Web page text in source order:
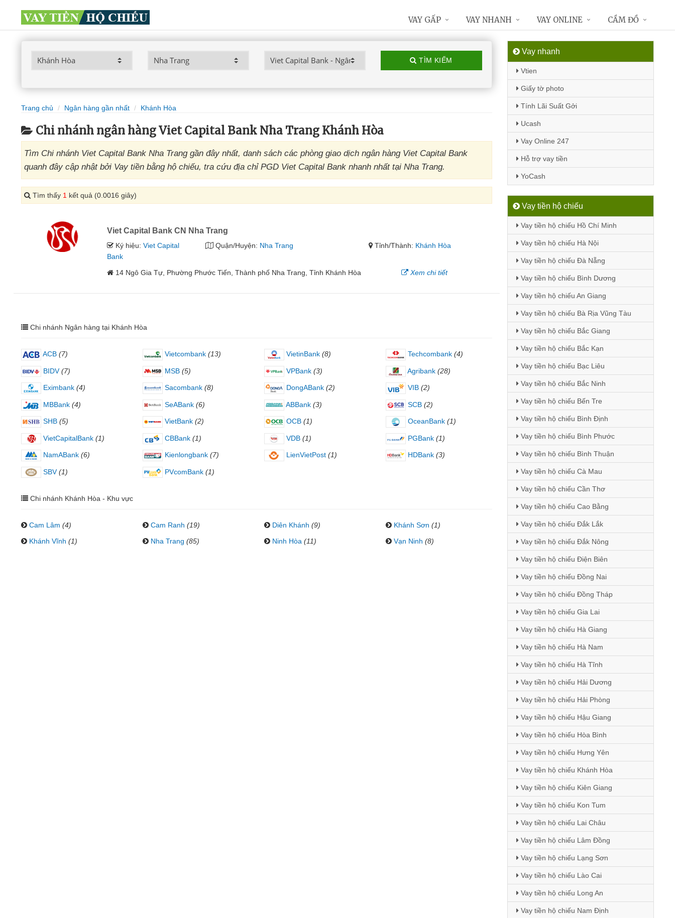
TÌM KIẾM
Trang chủ Ngân hàng gần nhất Khánh Hòa
Chi nhánh ngân hàng Viet Capital Bank Nha Trang Khánh Hòa
Tìm Chi nhánh Viet Capital Bank Nha Trang gần đây nhất, danh sách các phòng giao dịch ngân hàng Viet Capital Bank
quanh đây cập nhật bởi Vay tiền bằng hộ chiếu, tra cứu địa chỉ PGD Viet Capital Bank nhanh nhất tại Nha Trang.
Tìm thấy 1 kết quả (0.0016 giây)
Viet Capital Bank CN Nha Trang
Ký hiệu:Viet Capital
Bank
Quận/Huyện: Nha Trang Tỉnh/Thành: Khánh Hòa
14 Ngô Gia Tự, Phường Phước Tiến, Thành phố Nha Trang, Tỉnh Khánh Hòa Xem chi tiết
Chi nhánh Ngân hàng tại Khánh Hòa
ACB (7) Vietcombank (13) VietinBank (8) Techcombank (4)
BIDV (7) MSB (5) VPBank (3) Agribank (28)
Eximbank (4) Sacombank (8) DongABank (2) VIB (2)
MBBank (4) SeABank (6) ABBank (3) SCB (2)
SHB (5) VietBank (2) OCB (1) OceanBank (1)
VietCapitalBank (1) CBBank (1) VDB (1) PGBank (1)
NamABank (6) Kienlongbank (7) LienVietPost (1) HDBank (3)
SBV (1) PVcomBank (1)
Chi nhánh Khánh Hòa - Khu vực
Cam Lâm (4) Cam Ranh (19) Diên Khánh (9) Khánh Sơn (1)
Khánh Vĩnh (1) Nha Trang (85) Ninh Hòa (11) Vạn Ninh (8)
Vay nhanh
Vtien
Giấy tờ photo
Tính Lãi Suất Gởi
Ucash
Vay Online 247
Hỗ trợ vay tiền
YoCash
Vay tiền hộ chiếu
Vay tiền hộ chiếu Hồ Chí Minh
Vay tiền hộ chiếu Hà Nội
Vay tiền hộ chiếu Đà Nẵng
Vay tiền hộ chiếu Bình Dương
Vay tiền hộ chiếu An Giang
Vay tiền hộ chiếu Bà Rịa Vũng Tàu
Vay tiền hộ chiếu Bắc Giang
Vay tiền hộ chiếu Bắc Kạn
Vay tiền hộ chiếu Bạc Liêu
Vay tiền hộ chiếu Bắc Ninh
Vay tiền hộ chiếu Bến Tre
Vay tiền hộ chiếu Bình Định
Vay tiền hộ chiếu Bình Phước
Vay tiền hộ chiếu Bình Thuận
Vay tiền hộ chiếu Cà Mau
Vay tiền hộ chiếu Cần Thơ
Vay tiền hộ chiếu Cao Bằng
Vay tiền hộ chiếu Đắk Lắk
Vay tiền hộ chiếu Đắk Nông
Vay tiền hộ chiếu Điện Biên
Vay tiền hộ chiếu Đồng Nai
Vay tiền hộ chiếu Đồng Tháp
Vay tiền hộ chiếu Gia Lai
Vay tiền hộ chiếu Hà Giang
Vay tiền hộ chiếu Hà Nam
Vay tiền hộ chiếu Hà Tĩnh
Vay tiền hộ chiếu Hải Dương
Vay tiền hộ chiếu Hải Phòng
Vay tiền hộ chiếu Hậu Giang
Vay tiền hộ chiếu Hòa Bình
Vay tiền hộ chiếu Hưng Yên
Vay tiền hộ chiếu Khánh Hòa
Vay tiền hộ chiếu Kiên Giang
Vay tiền hộ chiếu Kon Tum
Vay tiền hộ chiếu Lai Châu
Vay tiền hộ chiếu Lâm Đồng
Vay tiền hộ chiếu Lạng Sơn
Vay tiền hộ chiếu Lào Cai
Vay tiền hộ chiếu Long An
Vay tiền hộ chiếu Nam Định
VAY GẤP VAY NHANH VAY ONLINE CẦM ĐỒ